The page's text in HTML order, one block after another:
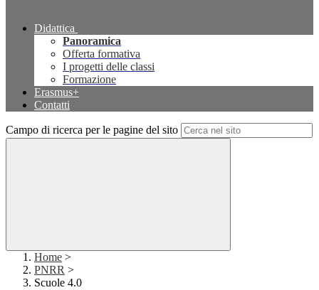
Didattica
Panoramica
Offerta formativa
I progetti delle classi
Formazione
Erasmus+
Contatti
Campo di ricerca per le pagine del sito
Home >
PNRR >
Scuole 4.0